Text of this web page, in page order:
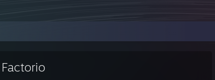
Factorio